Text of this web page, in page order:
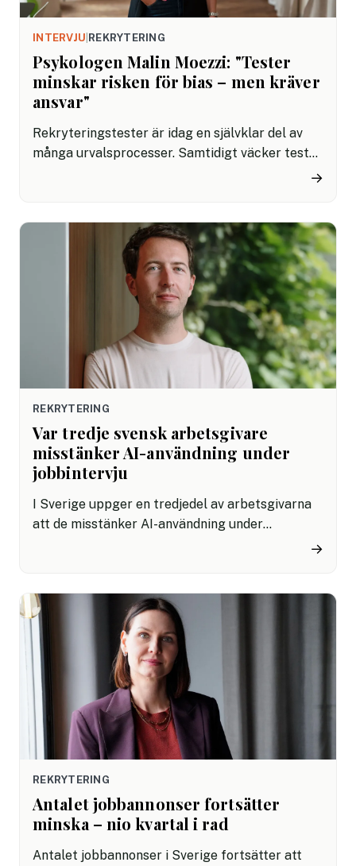
INTERVJU REKRYTERING
Psykologen Malin Moezzi: "Tester
minskar risken för bias – men kräver
ansvar"
Rekryteringstester är idag en självklar del av
många urvalsprocesser. Samtidigt väcker tester
på evidensbaserad rekrytering, förklarar varför
tester inte handlar om att sålla bort människor,
utan om att hitta rätt kompetens på ett mer
→
REKRYTERING
Var tredje svensk arbetsgivare
misstänker AI-användning under
jobbintervju
I Sverige uppger en tredjedel av arbetsgivarna
att de misstänker AI-användning under
jobbintervjuer. Andra slutade att använda ett AI-
rekryteringsvärld i snabb omvandling.
→
REKRYTERING
Antalet jobbannonser fortsätter
minska – nio kvartal i rad
Antalet jobbannonser i Sverige fortsätter att